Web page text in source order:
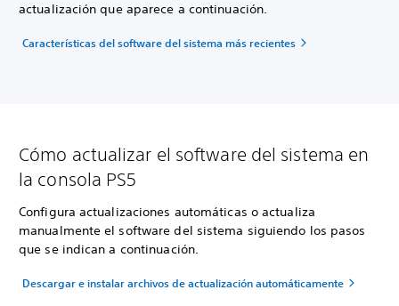
actualización que aparece a continuación.
Características del software del sistema más recientes
Cómo actualizar el software del sistema en
la consola PS5
Configura actualizaciones automáticas o actualiza
manualmente el software del sistema siguiendo los pasos
que se indican a continuación.
Descargar e instalar archivos de actualización automáticamente